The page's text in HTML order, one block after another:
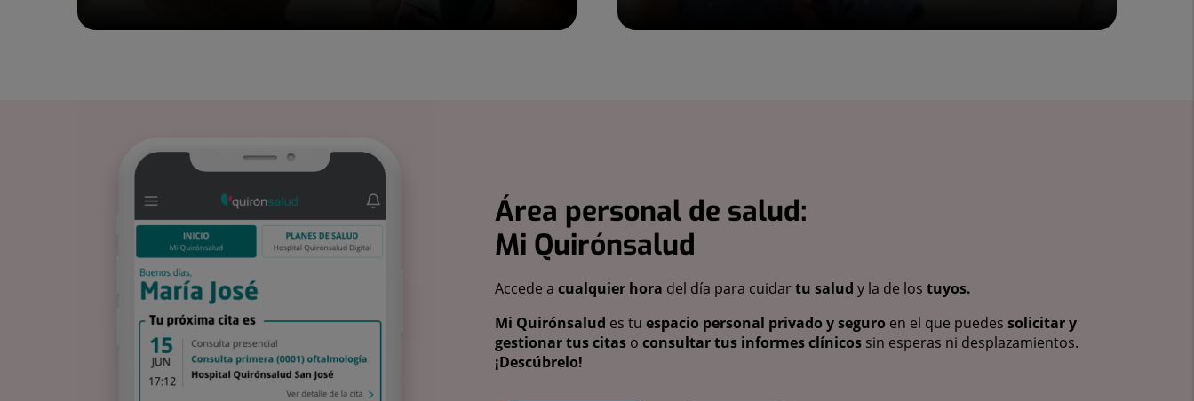
Área personal de salud:
Mi Quirónsalud
Accede a cualquier hora del día para cuidartu salud y la de los tuyos.
Mi Quirónsalud es tu espacio personal privado y seguro en el que puedes solicitar y
gestionar tus citas o consultar tus informes clínicos sin esperas ni desplazamientos.
¡Descúbrelo!